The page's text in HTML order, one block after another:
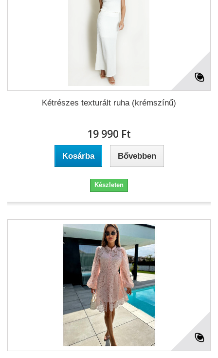
Kétrészes texturált ruha (krémszínű)
19 990 Ft‎
Kosárba Bővebben
Készleten